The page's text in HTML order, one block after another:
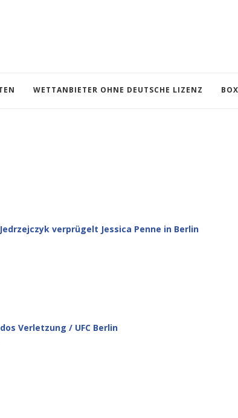
WETTANBIETER OHNE DEUTSCHE LIZENZ
verprügelt Jessica Penne in Berlin
Verletzung / UFC Berlin